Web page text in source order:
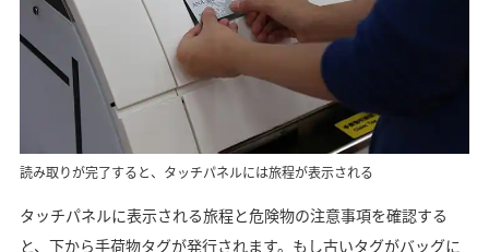
読み取りが完了すると、タッチパネルには旅程が表示される
タッチパネルに表示される旅程と危険物の注意事項を確認する
と、下から手荷物タグが発行されます。もし古いタグがバッグに